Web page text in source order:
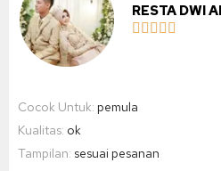
RESTA DWI
    
Cocok Untuk: pemula
Kualitas: ok
Tampilan: sesuai pesanan